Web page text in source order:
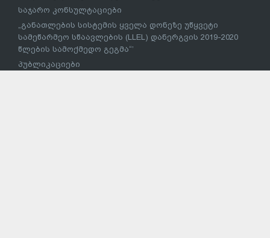
საჯარო კონსულტაციები
„განათლების სისტემის ყველა დონეზე უწყვეტი
სამეწარმეო სწაავლების (LLEL) დანერგვის 2019-2020
წლების სამოქმედო გეგმა“’
პუბლიკაციები